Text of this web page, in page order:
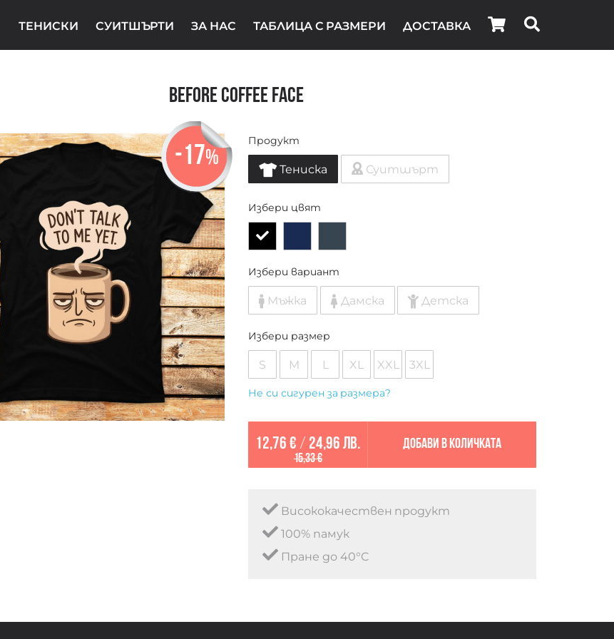
ТЕНИСКИ СУИТШЪРТИ ЗА НАС ТАБЛИЦА С РАЗМЕРИ ДОСТАВКА
Before Coffee Face
-17%
Продукт
Тениска Суитшърт
Избери цвят
Избери вариант
Мъжка Дамска Детска
Избери размер
S M L XL XXL 3XL
Не си сигурен за размера?
12,76 € / 24,96 лв.
15,33 €
Добави в количката
Висококачествен продукт
100% памук
Пране до 40°C